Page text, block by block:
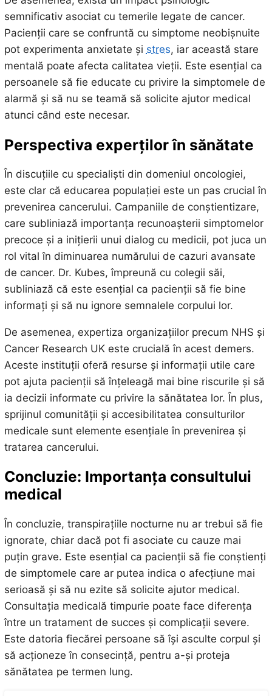
semnificativ asociat cu temerile legate de cancer.
Pacienții care se confruntă cu simptome neobișnuite
pot experimenta anxietate și stres, iar această stare
mentală poate afecta calitatea vieții. Este esențial ca
persoanele să fie educate cu privire la simptomele de
alarmă și să nu se teamă să solicite ajutor medical
atunci când este necesar.
Perspectiva experților în sănătate
În discuțiile cu specialiști din domeniul oncologiei,
este clar că educarea populației este un pas crucial în
prevenirea cancerului. Campaniile de conștientizare,
care subliniază importanța recunoașterii simptomelor
precoce și a inițierii unui dialog cu medicii, pot juca un
rol vital în diminuarea numărului de cazuri avansate
de cancer. Dr. Kubes, împreună cu colegii săi,
subliniază că este esențial ca pacienții să fie bine
informați și să nu ignore semnalele corpului lor.
De asemenea, expertiza organizațiilor precum NHS și
Cancer Research UK este crucială în acest demers.
Aceste instituții oferă resurse și informații utile care
pot ajuta pacienții să înțeleagă mai bine riscurile și să
ia decizii informate cu privire la sănătatea lor. În plus,
sprijinul comunității și accesibilitatea consulturilor
medicale sunt elemente esențiale în prevenirea și
tratarea cancerului.
Concluzie: Importanța consultului
medical
În concluzie, transpirațiile nocturne nu ar trebui să fie
ignorate, chiar dacă pot fi asociate cu cauze mai
puțin grave. Este esențial ca pacienții să fie conștienți
de simptomele care ar putea indica o afecțiune mai
serioasă și să nu ezite să solicite ajutor medical.
Consultația medicală timpurie poate face diferența
între un tratament de succes și complicații severe.
Este datoria fiecărei persoane să își asculte corpul și
să acționeze în consecință, pentru a-și proteja
sănătatea pe termen lung.